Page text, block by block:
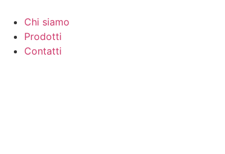
content
Chi siamo
Prodotti
Contatti